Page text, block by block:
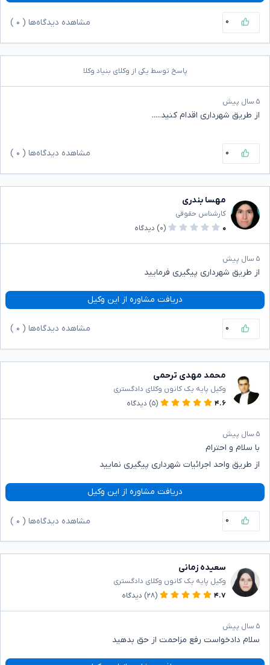
۰ مشاهده دیدگاه‌ها ( ۰
پاسخ توسط یکی از وکلای بنیاد وکلا
۵ سال پیش
از طریق شهرداری اقدام کنید.....
۰ مشاهده دیدگاه‌ها ( ۰
مهسا بندری
کارشناس حقوقی
۰
(۰) دیدگاه
۵ سال پیش
از طریق شهرداری پیگیری فرمایید
دریافت مشاوره از این وکیل
۰ مشاهده دیدگاه‌ها ( ۰
محمد مهدی ترحمی
وکیل پایه یک کانون وکلای دادگستری
۴.۶
(۵) دیدگاه
۵ سال پیش
با سلام و احترام
از طریق واحد اجرائیات شهرداری پیگیری نمایید
دریافت مشاوره از این وکیل
۰ مشاهده دیدگاه‌ها ( ۰
سعیده زمانی
وکیل پایه یک کانون وکلای دادگستری
۴.۷
(۲۸) دیدگاه
۵ سال پیش
سلام دادخواست رفع مزاحمت از حق بدهید